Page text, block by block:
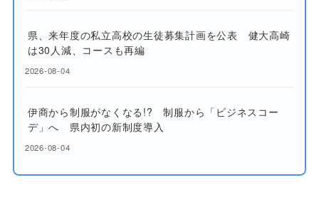
県、来年度の私立高校の生徒募集計画を公表 健大高崎
は30人減、コースも再編
2026-08-04
伊商から制服がなくなる!? 制服から「ビジネスコー
デ」へ 県内初の新制度導入
2026-08-04